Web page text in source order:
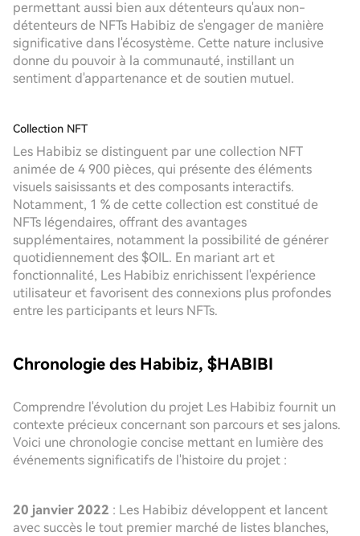
permettant aussi bien aux détenteurs qu'aux non-
détenteurs de NFTs Habibiz de s'engager de manière
significative dans l'écosystème. Cette nature inclusive
donne du pouvoir à la communauté, instillant un
sentiment d'appartenance et de soutien mutuel.
Collection NFT
Les Habibiz se distinguent par une collection NFT
animée de 4 900 pièces, qui présente des éléments
visuels saisissants et des composants interactifs.
Notamment, 1 % de cette collection est constitué de
NFTs légendaires, offrant des avantages
supplémentaires, notamment la possibilité de générer
quotidiennement des $OIL. En mariant art et
fonctionnalité, Les Habibiz enrichissent l'expérience
utilisateur et favorisent des connexions plus profondes
entre les participants et leurs NFTs.
Chronologie des Habibiz, $HABIBI
Comprendre l'évolution du projet Les Habibiz fournit un
contexte précieux concernant son parcours et ses jalons.
Voici une chronologie concise mettant en lumière des
événements significatifs de l'histoire du projet :
20 janvier 2022 : Les Habibiz développent et lancent
avec succès le tout premier marché de listes blanches,